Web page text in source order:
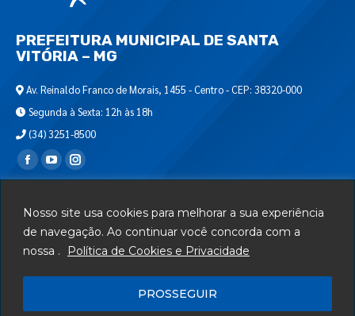
Nosso site usa cookies para melhorar a sua experiência
de navegação. Ao continuar você concorda com a
nossa .
Política de Cookies e Privacidade
PROSSEGUIR
PREFEITURA MUNICIPAL DE SANTA
VITÓRIA – MG
Av. Reinaldo Franco de Morais, 1455 - Centro - CEP: 38320-000
Segunda à Sexta: 12h às 18h
(34) 3251-8500
Encontre-nos em:
Departamento de T.I.
Serviços
Mapa do Site